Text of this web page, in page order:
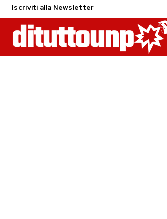
Iscriviti alla Newsletter